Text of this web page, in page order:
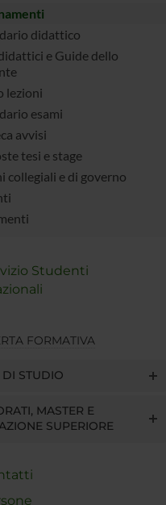
didattico
e Guide dello
lezioni
esami
avvisi
tesi e stage
collegiali e di governo
Studenti
FORMATIVA
DI STUDIO
MASTER E
SUPERIORE